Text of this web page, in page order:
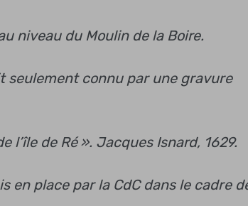
niveau du Moulin de la Boire.
seulement connu par une gravure
de Ré ». Jacques Isnard, 1629.
place par la CdC dans le cadre